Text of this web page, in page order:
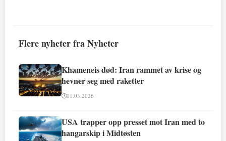
Flere nyheter fra Nyheter
Khameneis død: Iran rammet av krise og
hevner seg med raketter
01.03.2026
USA trapper opp presset mot Iran med to
hangarskip i Midtøsten